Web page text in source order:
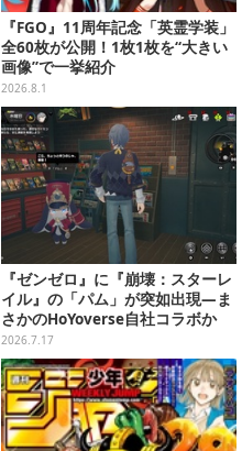
『FGO』11周年記念「英霊学装」
全60枚が公開！1枚1枚を“大きい
画像”で一挙紹介
2026.8.1
『ゼンゼロ』に『崩壊：スターレ
イル』の「パム」が突如出現―ま
さかのHoYoverse自社コラボか
2026.7.17